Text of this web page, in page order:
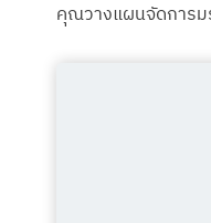
คุณวางแผนจัดการม